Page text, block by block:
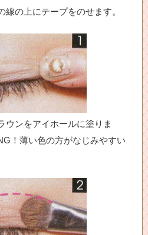
線の上にテープをのせます。
ウンをアイホールに塗りま
！薄い色の方がなじみやすい